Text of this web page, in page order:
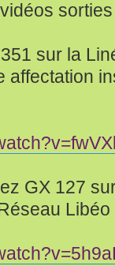
sur la
affectation
GX 127